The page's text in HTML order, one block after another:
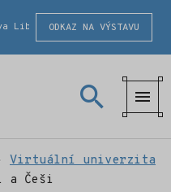
Liberecké školy fotografické
ODKAZ NA VÝSTAVU
Virtuální univerzita
a Češi